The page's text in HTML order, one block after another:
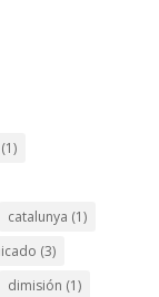
(1)
catalunya (1)
(3)
dimisión (1)